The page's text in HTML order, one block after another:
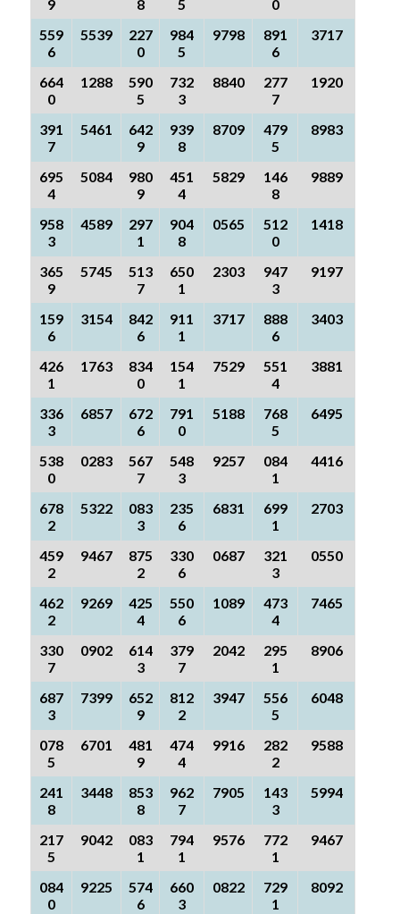
9 8 5
0
559
6
5539
227
0
984
5
9798
891
6
3717
664
0
1288
590
5
732
3
8840
277
7
1920
391
7
5461
642
9
939
8
8709
479
5
8983
695
4
5084
980
9
451
4
5829
146
8
9889
958
3
4589
297
1
904
8
0565
512
0
1418
365
9
5745
513
7
650
1
2303
947
3
9197
159
6
3154
842
6
911
1
3717
888
6
3403
426
1
1763
834
0
154
1
7529
551
4
3881
336
3
6857
672
6
791
0
5188
768
5
6495
538
0
0283
567
7
548
3
9257
084
1
4416
678
2
5322
083
3
235
6
6831
699
1
2703
459
2
9467
875
2
330
6
0687
321
3
0550
462
2
9269
425
4
550
6
1089
473
4
7465
330
7
0902
614
3
379
7
2042
295
1
8906
687
3
7399
652
9
812
2
3947
556
5
6048
078
5
6701
481
9
474
4
9916
282
2
9588
241
8
3448
853
8
962
7
7905
143
3
5994
217
5
9042
083
1
794
1
9576
772
1
9467
084
0
9225
574
6
660
3
0822
729
1
8092